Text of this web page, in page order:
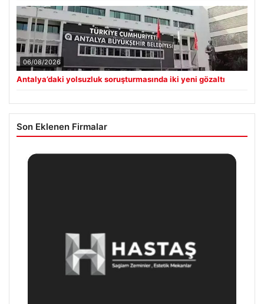
06/08/2026
Antalya’daki yolsuzluk soruşturmasında iki yeni gözaltı
Son Eklenen Firmalar